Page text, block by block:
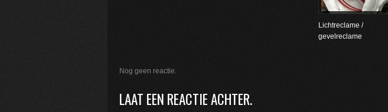
Lichtreclame /
gevelreclame
Nog geen reactie.
LAAT EEN REACTIE ACHTER.